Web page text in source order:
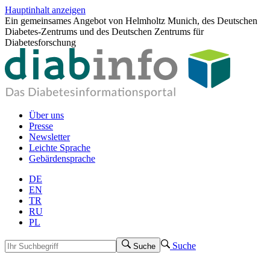
Hauptinhalt anzeigen
Ein gemeinsames Angebot von Helmholtz Munich, des Deutschen
Diabetes-Zentrums und des Deutschen Zentrums für
Diabetesforschung
Über uns
Presse
Newsletter
Leichte Sprache
Gebärdensprache
DE
EN
TR
RU
PL
Suche Suche